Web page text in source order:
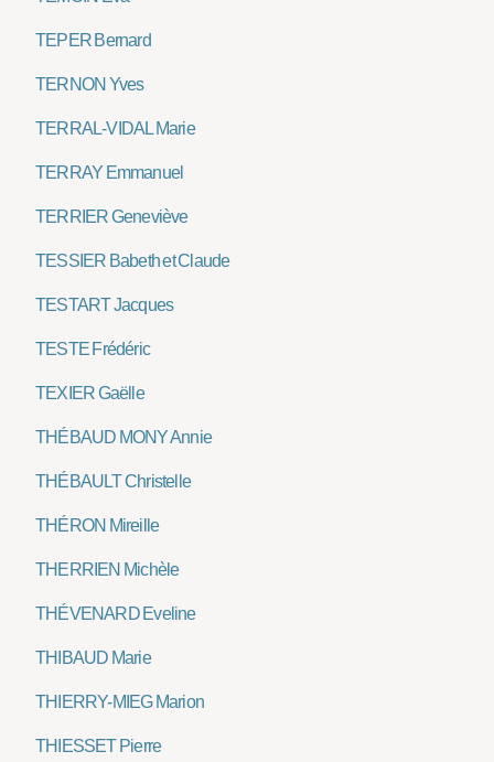
TEPER Bernard
TERNON Yves
TERRAL-VIDAL Marie
TERRAY Emmanuel
TERRIER Geneviève
TESSIER Babeth et Claude
TESTART Jacques
TESTE Frédéric
TEXIER Gaëlle
THÉBAUD MONY Annie
THÉBAULT Christelle
THÉRON Mireille
THERRIEN Michèle
THÉVENARD Eveline
THIBAUD Marie
THIERRY-MIEG Marion
THIESSET Pierre